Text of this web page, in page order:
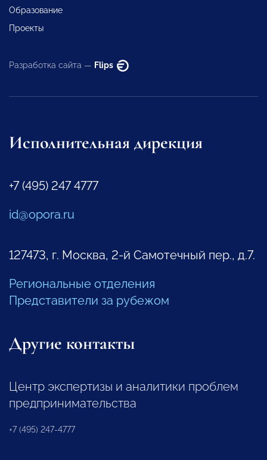
Образование
Проекты
Разработка сайта — Flips
Исполнительная дирекция
+7 (495) 247 4777
id@opora.ru
127473, г. Москва, 2-й Самотечный пер., д.7.
Региональные отделения
Представители за рубежом
Другие контакты
Центр экспертизы и аналитики проблем
предпринимательства
+7 (495) 247-4777